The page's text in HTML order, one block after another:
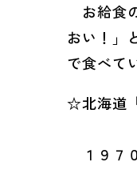
お給食
おい！」
で食べて
☆北海道
１９７